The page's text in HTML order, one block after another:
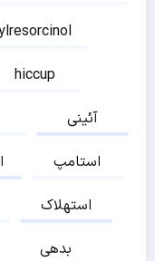
hiccup
آئینی
استامپ
استهلاک
بدهی